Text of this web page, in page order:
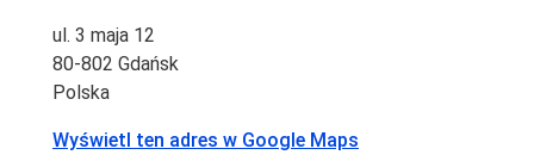
ul. 3 maja 12
80-802 Gdańsk
Polska
Wyświetl ten adres w Google Maps